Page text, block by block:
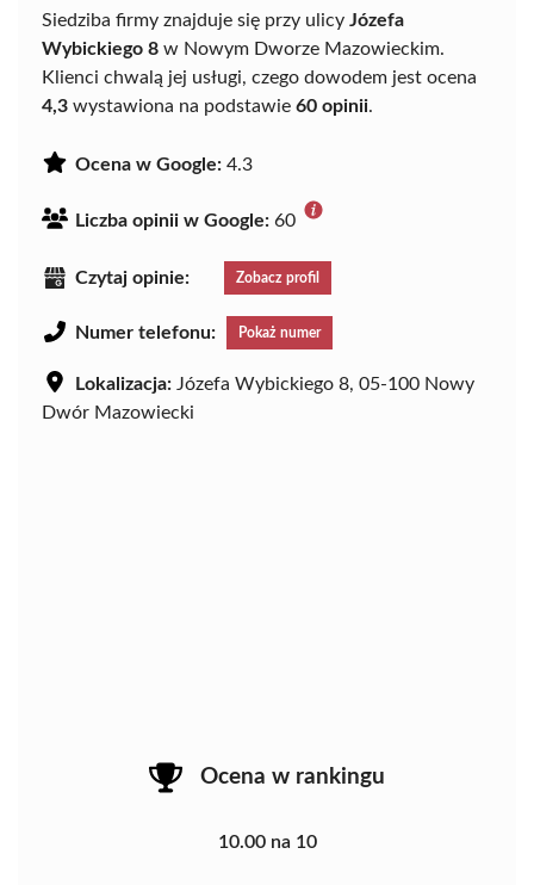
Siedziba firmy znajduje się przy ulicy Józefa
Wybickiego 8 w Nowym Dworze Mazowieckim.
Klienci chwalą jej usługi, czego dowodem jest ocena
4,3 wystawiona na podstawie 60 opinii.
Ocena w Google: 4.3
Liczba opinii w Google: 60
Czytaj opinie: Zobacz profil
Numer telefonu: Pokaż numer
Lokalizacja: Józefa Wybickiego 8, 05-100 Nowy
Dwór Mazowiecki
Ocena w rankingu
10.00 na 10